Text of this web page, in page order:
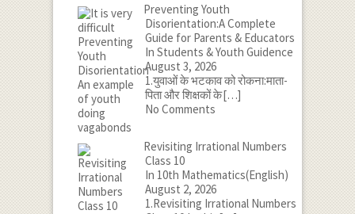
Preventing Youth
Disorientation:A Complete
Guide for Parents & Educators
In Students & Youth Guidence
August 3, 2026
1.युवाओं के भटकाव को रोकना:माता-
पिता और शिक्षकों के[…]
No Comments
Revisiting Irrational Numbers
Class 10
In 10th Mathematics(English)
August 2, 2026
1.Revisiting Irrational Numbers